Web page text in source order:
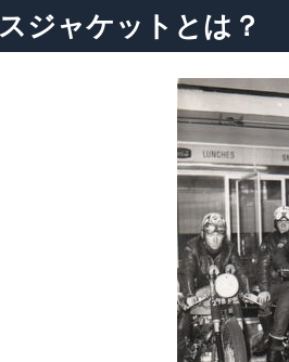
ジャケットとは？